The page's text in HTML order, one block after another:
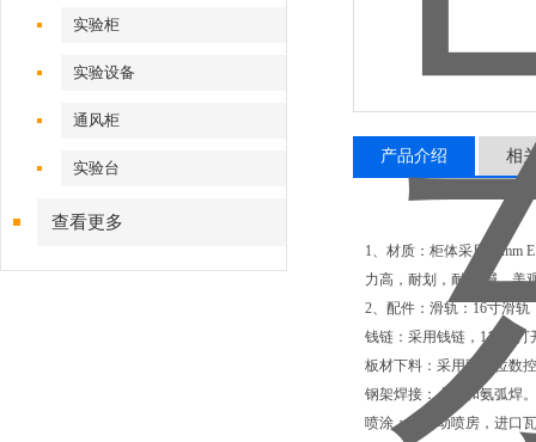
实验柜
实验设备
通风柜
实验台
查看更多
产品介绍 相
1、材质：柜体采用18mm
力高，耐划，耐 酸碱，美
2、配件：滑轨：16寸滑轨
钱链：采用钱链，115度
板材下料：采用双工位数
钢架焊接：点焊和氨弧焊。
喷涂：全自动喷房，进口